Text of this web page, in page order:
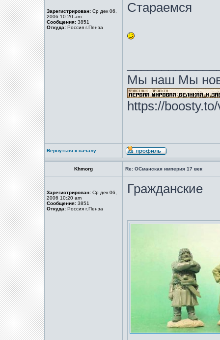
Зарегистрирован: Ср дек 06,
2006 10:20 am
Сообщения: 3851
Откуда: Россия г.Пенза
Стараемся
Мы наш Мы
https://
Вернуться к началу
Khmorg Re: ОСманская империя 17 век
Зарегистрирован: Ср дек 06,
2006 10:20 am
Сообщения: 3851
Откуда: Россия г.Пенза
Гражданские